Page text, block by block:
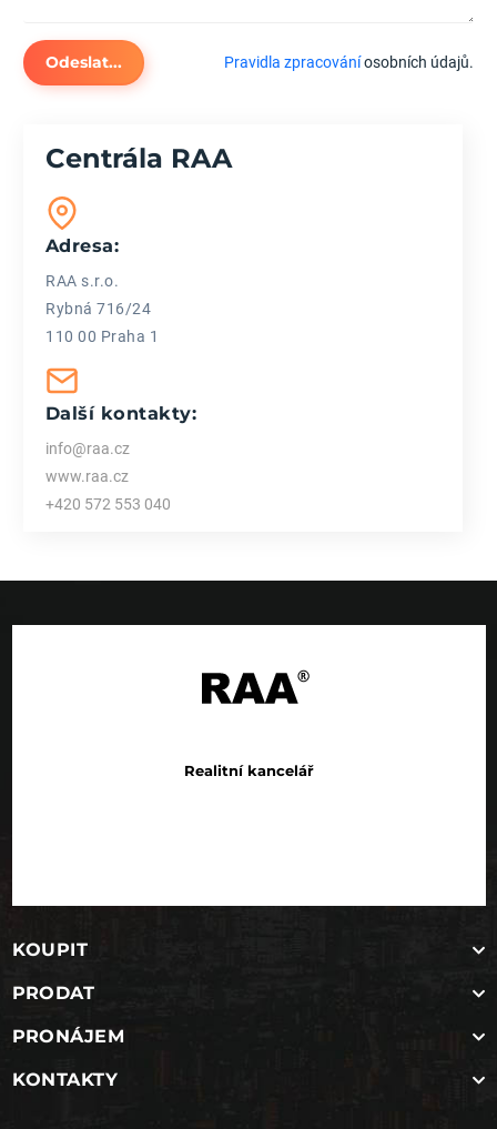
Odeslat... Pravidla zpracováníosobních údajů.
Centrála RAA
Adresa:
RAA s.r.o.
Rybná 716/24
110 00 Praha 1
Další kontakty:
info@raa.cz
www.raa.cz
+420 572 553 040
Realitní kancelář
KOUPIT
PRODAT
PRONÁJEM
KONTAKTY